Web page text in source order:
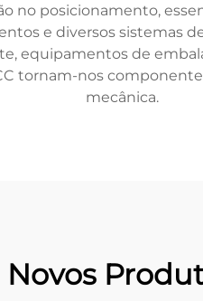
no posicionamento,
e diversos sistemas
equipamentos de
tornam-nos
mecânica.
Novos